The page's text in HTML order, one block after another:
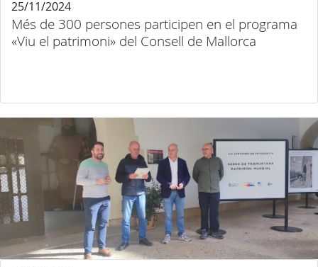
Més de 300 persones participen en el programa
«Viu el patrimoni» del Consell de Mallorca
25/11/2024